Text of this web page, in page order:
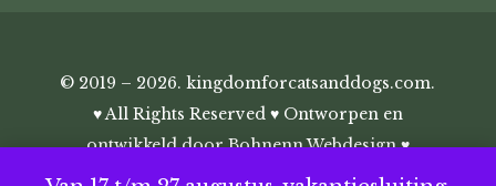
© 2019 – 2026. kingdomforcatsanddogs.com.
♥ All Rights Reserved ♥ Ontworpen en
ontwikkeld doorBohnenn Webdesign♥
Kingdom for Cats and Dogs ♥